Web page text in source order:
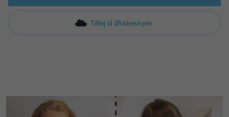
Tilføj til Ønskeskyen